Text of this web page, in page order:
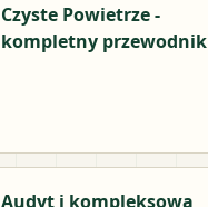
Czyste Powietrze -
kompletny przewodnik
Audyt i kompleksowa